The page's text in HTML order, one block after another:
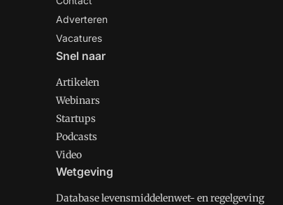
Adverteren
Vacatures
Snel naar
Artikelen
Webinars
Startups
Podcasts
Video
Wetgeving
Database levensmiddelenwet- en regelgeving